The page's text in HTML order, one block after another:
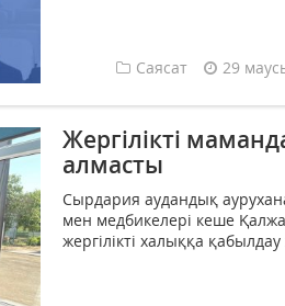
Саясат 29
Жергілікті
алмасты
Сырдария аудандық
мен медбикелері кеше
жергілікті халыққа қабылдау